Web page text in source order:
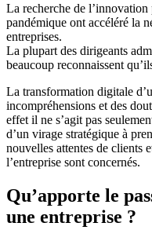
La recherche de l’innovation
pandémique ont accéléré la
entreprises.
La plupart des dirigeants
beaucoup reconnaissent
La transformation digitale
incompréhensions et des
effet il ne s’agit pas
d’un virage stratégique à
nouvelles attentes de clients
l’entreprise sont concernés.
Qu’apporte le
une entreprise ?